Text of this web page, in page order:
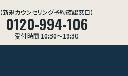
【新規カウンセリング予約確認窓口】
0120-994-106
受付時間 10:30〜19:30